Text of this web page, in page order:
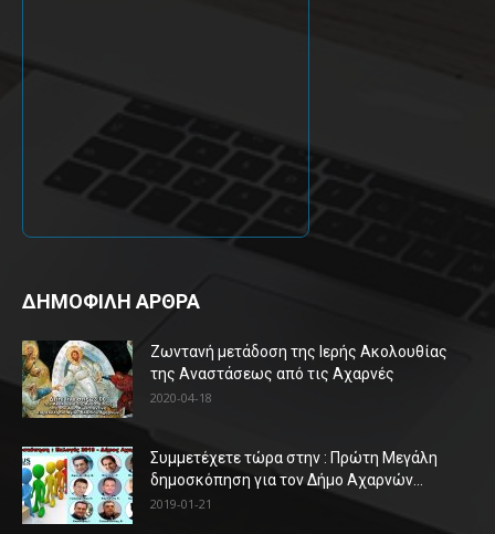
ΔΗΜΟΦΙΛΗ ΑΡΘΡΑ
Ζωντανή μετάδοση της Ιερής Ακολουθίας
της Αναστάσεως από τις Αχαρνές
2020-04-18
Συμμετέχετε τώρα στην : Πρώτη Μεγάλη
δημοσκόπηση για τον Δήμο Αχαρνών...
2019-01-21